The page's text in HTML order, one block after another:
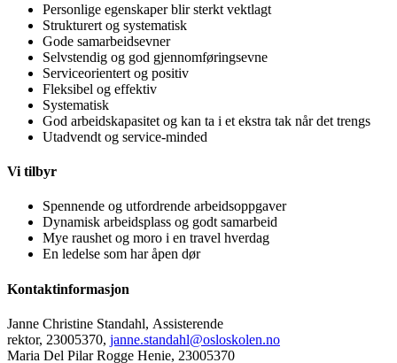
Personlige egenskaper blir sterkt vektlagt
Strukturert og systematisk
Gode samarbeidsevner
Selvstendig og god gjennomføringsevne
Serviceorientert og positiv
Fleksibel og effektiv
Systematisk
God arbeidskapasitet og kan ta i et ekstra tak når det trengs
Utadvendt og service-minded
Vi tilbyr
Spennende og utfordrende arbeidsoppgaver
Dynamisk arbeidsplass og godt samarbeid
Mye raushet og moro i en travel hverdag
En ledelse som har åpen dør
Kontaktinformasjon
Janne Christine Standahl, Assisterende
rektor, 23005370, janne.standahl@osloskolen.no
Maria Del Pilar Rogge Henie, 23005370